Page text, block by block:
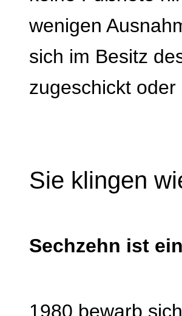
wenigen
sich im Besitz
zugeschickt
Sie klingen
Sechzehn ist
1980 bewarb